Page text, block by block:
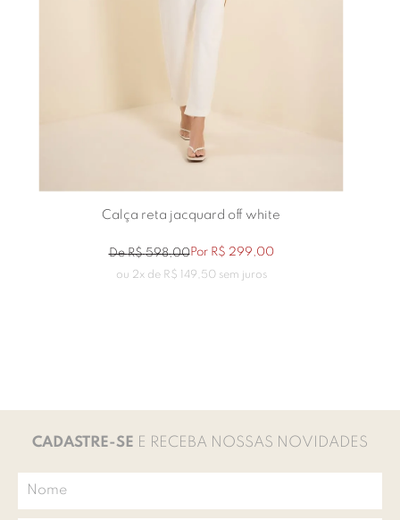
Calça reta jacquard off white
DeR$ 598,00Por R$ 299,00
ou 2x de R$ 149 50sem juros
CADASTRE-SE E RECEBA NOSSAS NOVIDADES